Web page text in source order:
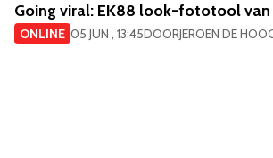
Going viral: EK88 look-fototool van
ONLINE 05 JUN , 13:45DOORJEROEN DE